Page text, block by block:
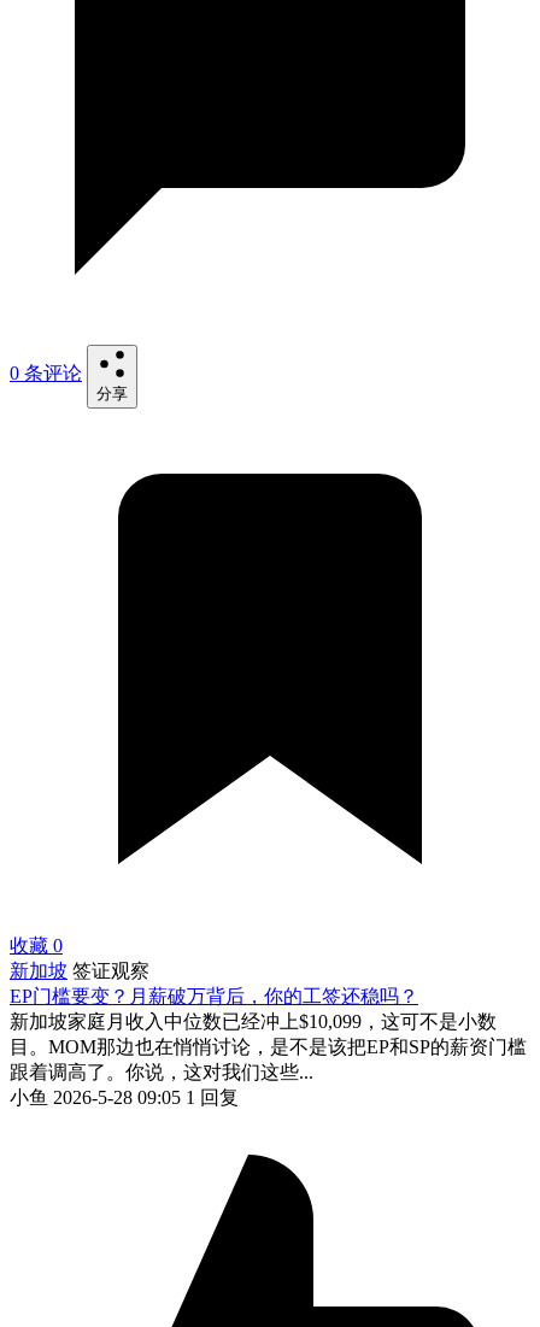
0 条评论
分享
收藏 0
新加坡 签证观察
EP门槛要变？月薪破万背后，你的工签还稳吗？
新加坡家庭月收入中位数已经冲上$10,099，这可不是小数
目。MOM那边也在悄悄讨论，是不是该把EP和SP的薪资门槛
跟着调高了。你说，这对我们这些...
小鱼 2026-5-28 09:05 1 回复